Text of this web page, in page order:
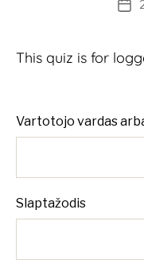
This quiz is for
Vartotojo vardas
Slaptažodis